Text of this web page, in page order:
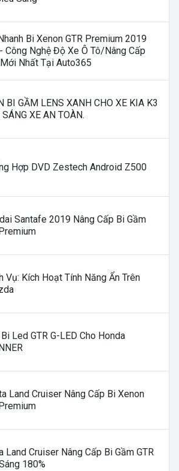
Bi Xenon GTR Premium 2019
Công Nghệ Độ Xe Ô Tô/nâng Cấp
Nhất Tại Auto365
BI GẦM LENS XANH CHO XE KIA K3
XE AN TOÀN.
Hợp DVD Zestech Android Z500
Santafe 2019 Nâng Cấp Bi Gầm
Vụ: Kích Hoạt Tính Năng Ẩn Trên
Led GTR G-LED Cho Honda
Land Cruiser Nâng Cấp Bi Xenon
Land Cruiser Nâng Cấp Bi Gầm GTR
180%